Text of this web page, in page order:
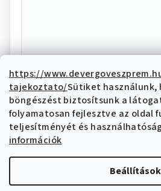
https://
tajekoztato/Sütiket használunk,
böngészést biztosítsunk a
folyamatosan fejlesztve az oldal
teljesítményét és
információk
Beállítások
Az "Elállás megerősítése"
megnyomásával Ön
elállási nyilatkozatot tesz
hogy megismerte és
funkcióval kapcsolatban
tájékoztatóbanírtakat.